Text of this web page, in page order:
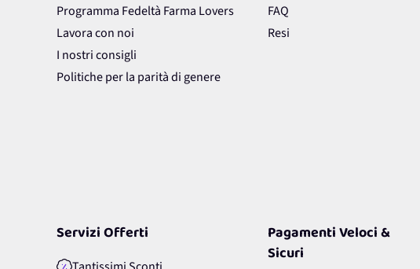
Programma Fedeltà Farma Lovers
Lavora con noi
I nostri consigli
Politiche per la parità di genere
FAQ
Resi
Servizi Offerti Pagamenti Veloci &
Sicuri